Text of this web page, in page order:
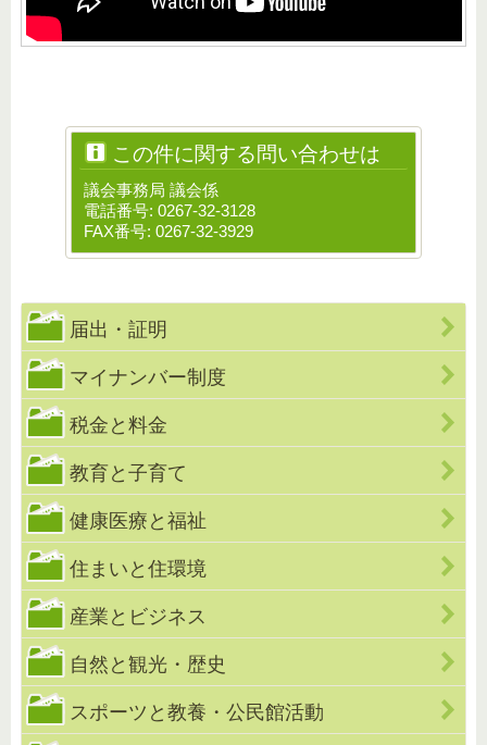
この件に関する問い合わせは
議会事務局 議会係
電話番号: 0267-32-3128
FAX番号: 0267-32-3929
届出・証明
マイナンバー制度
税金と料金
教育と子育て
健康医療と福祉
住まいと住環境
産業とビジネス
自然と観光・歴史
スポーツと教養・公民館活動